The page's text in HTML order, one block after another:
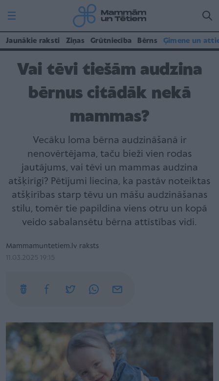
Jaunākie raksti Ziņas Grūtniecība Bērns Ģimene un
Vai tēvi tiešām audzina
bērnus citādāk nekā
mammas?
Vecāku loma bērna audzināšanā ir
nenovērtējama, taču bieži vien rodas
jautājums, vai tēvi un mammas audzina
atšķirīgi? Pētījumi liecina, ka pastāv noteiktas
atšķirības starp tēvu un māšu audzināšanas
stilu, tomēr tie papildina viens otru un kopā
veido sabalansētu bērna attīstības vidi.
Mammamuntetiem.lv raksts
11.03.2025 19:15